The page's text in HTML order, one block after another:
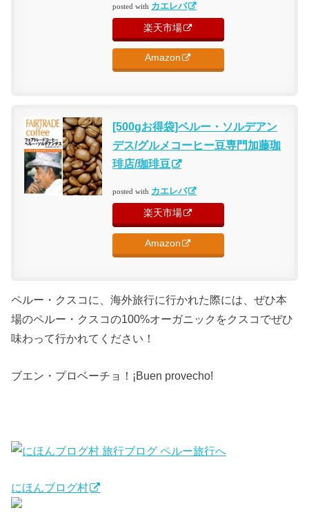
posted with カエレバ
楽天市場
Amazon
[500gお得袋]ペルー・ソルデアン
デス/グルメコーヒー豆専門加藤珈
琲店/珈琲豆
posted with カエレバ
楽天市場
Amazon
ペルー・クスコに、海外旅行に行かれた際には、ぜひ本
場のペルー・クスコの100%オーガニックをクスコでぜひ
味わって行かれてください！
ブエン・プロベーチョ！¡Buen provecho!
にほんブログ村